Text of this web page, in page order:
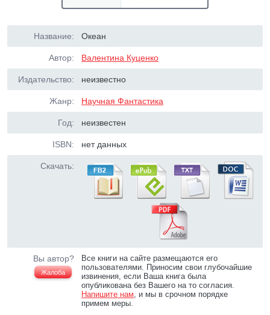
Название: Океан
Автор: Валентина Куценко
Издательство: неизвестно
Жанр: Научная Фантастика
Год: неизвестен
ISBN: нет данных
Скачать:
Вы автор?
Жалоба
Все книги на сайте размещаются его
пользователями. Приносим свои глубочайшие
извинения, если Ваша книга была
опубликована без Вашего на то согласия.
Напишите нам, и мы в срочном порядке
примем меры.